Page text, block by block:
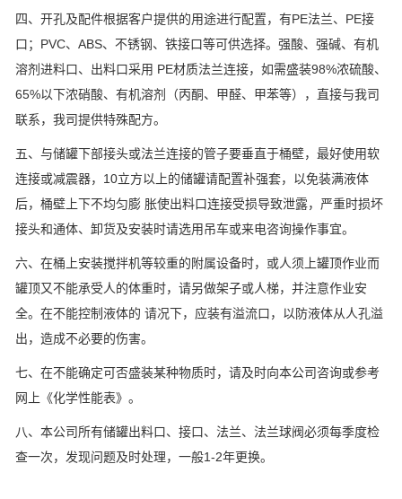
四、开孔及配件根据客户提供的用途进行配置，有PE法兰、PE接
口；PVC、ABS、不锈钢、铁接口等可供选择。强酸、强碱、有机
溶剂进料口、出料口采用 PE材质法兰连接，如需盛装98%浓硫酸、
65%以下浓硝酸、有机溶剂（丙酮、甲醛、甲苯等），直接与我司
联系，我司提供特殊配方。
五、与储罐下部接头或法兰连接的管子要垂直于桶壁，最好使用软
连接或减震器，10立方以上的储罐请配置补强套，以免装满液体
后，桶壁上下不均匀膨 胀使出料口连接受损导致泄露，严重时损坏
接头和通体、卸货及安装时请选用吊车或来电咨询操作事宜。
六、在桶上安装搅拌机等较重的附属设备时，或人须上罐顶作业而
罐顶又不能承受人的体重时，请另做架子或人梯，并注意作业安
全。在不能控制液体的 请况下，应装有溢流口，以防液体从人孔溢
出，造成不必要的伤害。
七、在不能确定可否盛装某种物质时，请及时向本公司咨询或参考
网上《化学性能表》。
八、本公司所有储罐出料口、接口、法兰、法兰球阀必须每季度检
查一次，发现问题及时处理，一般1-2年更换。